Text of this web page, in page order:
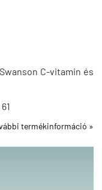
C-vitamin és
61
termékinformáció »